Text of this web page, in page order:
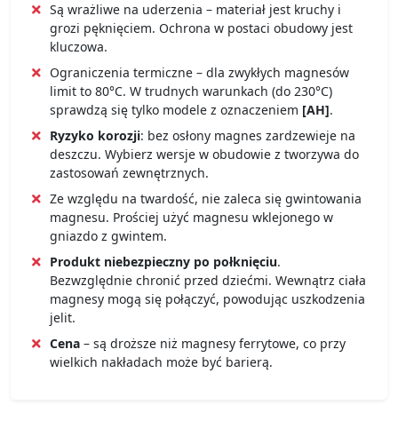
Są wrażliwe na uderzenia – materiał jest kruchy i
grozi pęknięciem. Ochrona w postaci obudowy jest
kluczowa.
Ograniczenia termiczne – dla zwykłych magnesów
limit to 80°C. W trudnych warunkach (do 230°C)
sprawdzą się tylko modele z oznaczeniem [AH].
Ryzyko korozji: bez osłony magnes zardzewieje na
deszczu. Wybierz wersje w obudowie z tworzywa do
zastosowań zewnętrznych.
Ze względu na twardość, nie zaleca się gwintowania
magnesu. Prościej użyć magnesu wklejonego w
gniazdo z gwintem.
Produkt niebezpieczny po połknięciu.
Bezwzględnie chronić przed dziećmi. Wewnątrz ciała
magnesy mogą się połączyć, powodując uszkodzenia
jelit.
Cena – są droższe niż magnesy ferrytowe, co przy
wielkich nakładach może być barierą.